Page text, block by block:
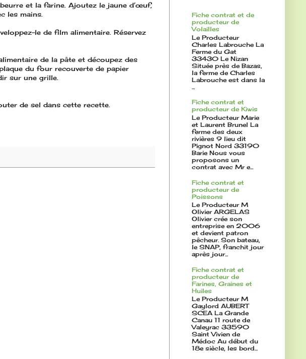
et la farine. Ajoutez le jaune d’œuf,
les mains.
le de film alimentaire. Réservez
de la pâte et découpez des
du four recouverte de papier
sur une grille.
de sel dans cette recette.
Fiche contrat et de
producteur de
Volailles
Le Producteur
Charles Labrouche La
Ferme du Gat
33430 Le Nizan
Située près de Bazas,
la ferme de Charles
Labrouche est dans la
...
Fiche contrat et
producteur de Kiwis
Le Producteur Marie
et Laurent Brunel La
ferme des deux
rivières 9 lieu dit
Pignot Nord 33190
Barie Nous vous
proposons un
contrat avec Mr e...
Fiche contrat et
producteur de
Poissons
Le Producteur M
Olivier ARGELAS
Olivier crée son
entreprise en 2006
et devient patron
pêcheur. Son bateau,
le SNAP, franchit jour
après jour...
Fiche contrat et
producteur de
Farines, Graines et
Huiles
Le Producteur M
Gaylord AUBERT
SCEA La Grande
Canau 11 route de
Valeyrac 33590
Saint Vivien de
Médoc Au début du
18e siècle, les bord...